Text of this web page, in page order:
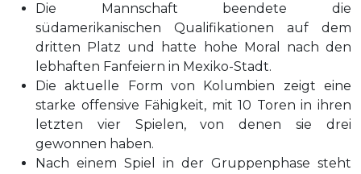
Die Mannschaft beendete die
südamerikanischen Qualifikationen auf dem
dritten Platz und hatte hohe Moral nach den
lebhaften Fanfeiern in Mexiko-Stadt.
Die aktuelle Form von Kolumbien zeigt eine
starke offensive Fähigkeit, mit 10 Toren in ihren
letzten vier Spielen, von denen sie drei
gewonnen haben.
Nach einem Spiel in der Gruppenphase steht